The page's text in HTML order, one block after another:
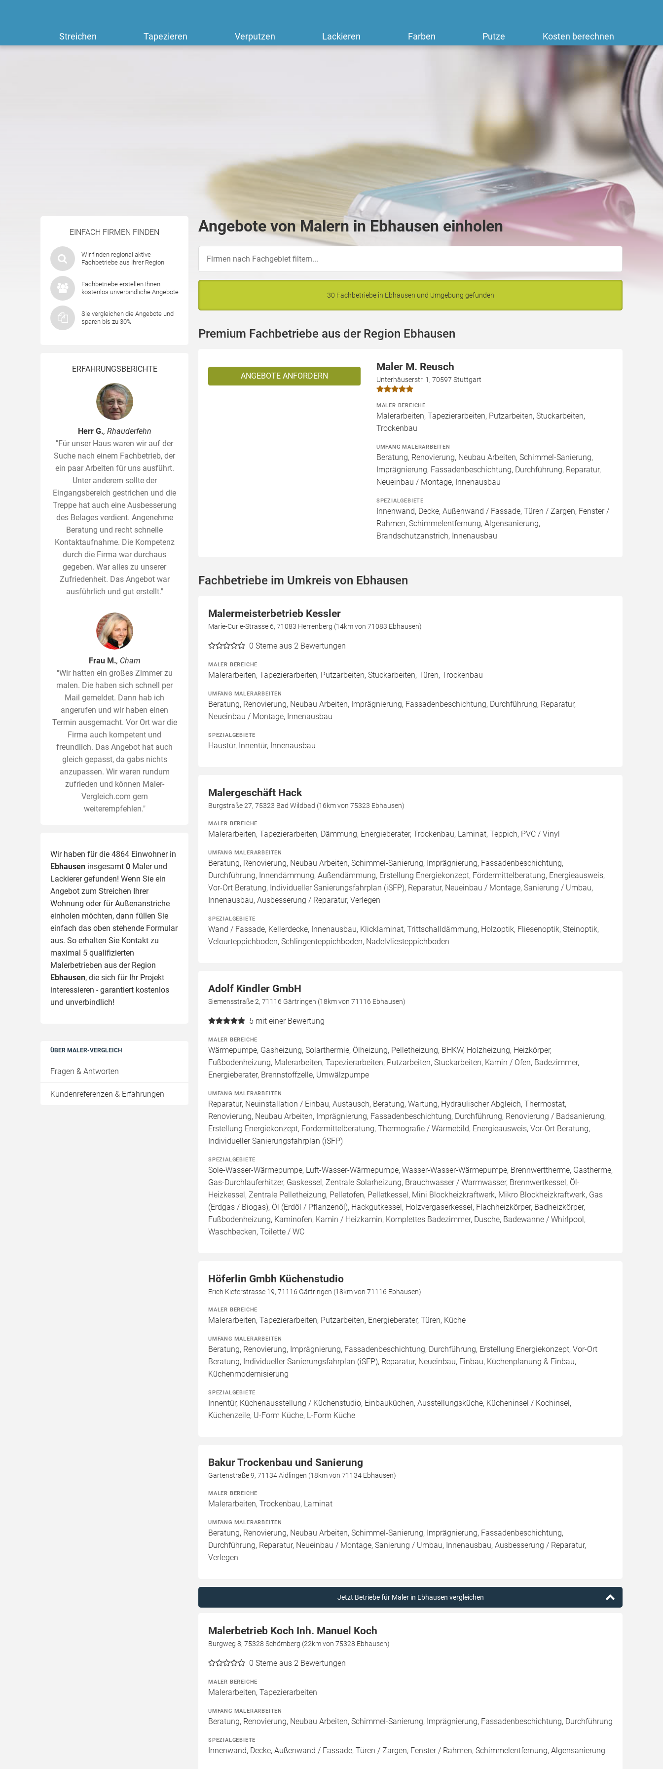
Streichen Tapezieren Verputzen Lackieren Farben Putze Kosten berechnen
EINFACH FIRMEN FINDEN
Wir finden regional aktive
Fachbetriebe aus Ihrer Region
Fachbetriebe erstellen Ihnen
kostenlos unverbindliche Angebote
Sie vergleichen die Angebote und
sparen bis zu 30%
ERFAHRUNGSBERICHTE
Herr G., Rhauderfehn
"Für unser Haus waren wir auf der
Suche nach einem Fachbetrieb, der
ein paar Arbeiten für uns ausführt.
Unter anderem sollte der
Eingangsbereich gestrichen und die
Treppe hat auch eine Ausbesserung
des Belages verdient. Angenehme
Beratung und recht schnelle
Kontaktaufnahme. Die Kompetenz
durch die Firma war durchaus
gegeben. War alles zu unserer
Zufriedenheit. Das Angebot war
ausführlich und gut erstellt."
Frau M., Cham
"Wir hatten ein großes Zimmer zu
malen. Die haben sich schnell per
Mail gemeldet. Dann hab ich
angerufen und wir haben einen
Termin ausgemacht. Vor Ort war die
Firma auch kompetent und
freundlich. Das Angebot hat auch
gleich gepasst, da gabs nichts
anzupassen. Wir waren rundum
zufrieden und können Maler-
Vergleich.com gern
weiterempfehlen."
Wir haben für die 4864 Einwohner in
Ebhausen insgesamt 0 Maler und
Lackierer gefunden! Wenn Sie ein
Angebot zum Streichen Ihrer
Wohnung oder für Außenanstriche
einholen möchten, dann füllen Sie
einfach das oben stehende Formular
aus. So erhalten Sie Kontakt zu
maximal 5 qualifizierten
Malerbetrieben aus der Region
Ebhausen, die sich für Ihr Projekt
interessieren - garantiert kostenlos
und unverbindlich!
ÜBER MALER-VERGLEICH
Fragen & Antworten
Kundenreferenzen & Erfahrungen
Angebote von Malern in Ebhausen einholen
30 Fachbetriebe in Ebhausen und Umgebung gefunden
Premium Fachbetriebe aus der Region Ebhausen
ANGEBOTE ANFORDERN
Maler M. Reusch
Unterhäuserstr. 1, 70597 Stuttgart
MALER BEREICHE
Malerarbeiten, Tapezierarbeiten, Putzarbeiten, Stuckarbeiten,
Trockenbau
UMFANG MALERARBEITEN
Beratung, Renovierung, Neubau Arbeiten, Schimmel-Sanierung,
Imprägnierung, Fassadenbeschichtung, Durchführung, Reparatur,
Neueinbau / Montage, Innenausbau
SPEZIALGEBIETE
Innenwand, Decke, Außenwand / Fassade, Türen / Zargen, Fenster /
Rahmen, Schimmelentfernung, Algensanierung,
Brandschutzanstrich, Innenausbau
Fachbetriebe im Umkreis von Ebhausen
Malermeisterbetrieb Kessler
Marie-Curie-Strasse 6, 71083 Herrenberg (14km von 71083 Ebhausen)
0 Sterne aus 2 Bewertungen
MALER BEREICHE
Malerarbeiten, Tapezierarbeiten, Putzarbeiten, Stuckarbeiten, Türen, Trockenbau
UMFANG MALERARBEITEN
Beratung, Renovierung, Neubau Arbeiten, Imprägnierung, Fassadenbeschichtung, Durchführung, Reparatur,
Neueinbau / Montage, Innenausbau
SPEZIALGEBIETE
Haustür, Innentür, Innenausbau
Malergeschäft Hack
Burgstraße 27, 75323 Bad Wildbad (16km von 75323 Ebhausen)
MALER BEREICHE
Malerarbeiten, Tapezierarbeiten, Dämmung, Energieberater, Trockenbau, Laminat, Teppich, PVC / Vinyl
UMFANG MALERARBEITEN
Beratung, Renovierung, Neubau Arbeiten, Schimmel-Sanierung, Imprägnierung, Fassadenbeschichtung,
Durchführung, Innendämmung, Außendämmung, Erstellung Energiekonzept, Fördermittelberatung, Energieausweis,
Vor-Ort Beratung, Individueller Sanierungsfahrplan (iSFP), Reparatur, Neueinbau / Montage, Sanierung / Umbau,
Innenausbau, Ausbesserung / Reparatur, Verlegen
SPEZIALGEBIETE
Wand / Fassade, Kellerdecke, Innenausbau, Klicklaminat, Trittschalldämmung, Holzoptik, Fliesenoptik, Steinoptik,
Velourteppichboden, Schlingenteppichboden, Nadelvliesteppichboden
Adolf Kindler GmbH
Siemensstraße 2, 71116 Gärtringen (18km von 71116 Ebhausen)
5 mit einer Bewertung
MALER BEREICHE
Wärmepumpe, Gasheizung, Solarthermie, Ölheizung, Pelletheizung, BHKW, Holzheizung, Heizkörper,
Fußbodenheizung, Malerarbeiten, Tapezierarbeiten, Putzarbeiten, Stuckarbeiten, Kamin / Ofen, Badezimmer,
Energieberater, Brennstoffzelle, Umwälzpumpe
UMFANG MALERARBEITEN
Reparatur, Neuinstallation / Einbau, Austausch, Beratung, Wartung, Hydraulischer Abgleich, Thermostat,
Renovierung, Neubau Arbeiten, Imprägnierung, Fassadenbeschichtung, Durchführung, Renovierung / Badsanierung,
Erstellung Energiekonzept, Fördermittelberatung, Thermografie / Wärmebild, Energieausweis, Vor-Ort Beratung,
Individueller Sanierungsfahrplan (iSFP)
SPEZIALGEBIETE
Sole-Wasser-Wärmepumpe, Luft-Wasser-Wärmepumpe, Wasser-Wasser-Wärmepumpe, Brennwerttherme, Gastherme,
Gas-Durchlauferhitzer, Gaskessel, Zentrale Solarheizung, Brauchwasser / Warmwasser, Brennwertkessel, Öl-
Heizkessel, Zentrale Pelletheizung, Pelletofen, Pelletkessel, Mini Blockheizkraftwerk, Mikro Blockheizkraftwerk, Gas
(Erdgas / Biogas), Öl (Erdöl / Pflanzenöl), Hackgutkessel, Holzvergaserkessel, Flachheizkörper, Badheizkörper,
Fußbodenheizung, Kaminofen, Kamin / Heizkamin, Komplettes Badezimmer, Dusche, Badewanne / Whirlpool,
Waschbecken, Toilette / WC
Höferlin Gmbh Küchenstudio
Erich Kieferstrasse 19, 71116 Gärtringen (18km von 71116 Ebhausen)
MALER BEREICHE
Malerarbeiten, Tapezierarbeiten, Putzarbeiten, Energieberater, Türen, Küche
UMFANG MALERARBEITEN
Beratung, Renovierung, Imprägnierung, Fassadenbeschichtung, Durchführung, Erstellung Energiekonzept, Vor-Ort
Beratung, Individueller Sanierungsfahrplan (iSFP), Reparatur, Neueinbau, Einbau, Küchenplanung & Einbau,
Küchenmodernisierung
SPEZIALGEBIETE
Innentür, Küchenausstellung / Küchenstudio, Einbauküchen, Ausstellungsküche, Kücheninsel / Kochinsel,
Küchenzeile, U-Form Küche, L-Form Küche
Bakur Trockenbau und Sanierung
Gartenstraße 9, 71134 Aidlingen (18km von 71134 Ebhausen)
MALER BEREICHE
Malerarbeiten, Trockenbau, Laminat
UMFANG MALERARBEITEN
Beratung, Renovierung, Neubau Arbeiten, Schimmel-Sanierung, Imprägnierung, Fassadenbeschichtung,
Durchführung, Reparatur, Neueinbau / Montage, Sanierung / Umbau, Innenausbau, Ausbesserung / Reparatur,
Verlegen
Jetzt Betriebe für Maler in Ebhausen vergleichen
Malerbetrieb Koch Inh. Manuel Koch
Burgweg 8, 75328 Schömberg (22km von 75328 Ebhausen)
0 Sterne aus 2 Bewertungen
MALER BEREICHE
Malerarbeiten, Tapezierarbeiten
UMFANG MALERARBEITEN
Beratung, Renovierung, Neubau Arbeiten, Schimmel-Sanierung, Imprägnierung, Fassadenbeschichtung, Durchführung
SPEZIALGEBIETE
Innenwand, Decke, Außenwand / Fassade, Türen / Zargen, Fenster / Rahmen, Schimmelentfernung, Algensanierung